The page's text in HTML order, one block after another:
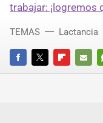
trabajar: ¡logremos
FACEBOOKTWITTERFLIPBOARD
E-
TEMAS Lactancia